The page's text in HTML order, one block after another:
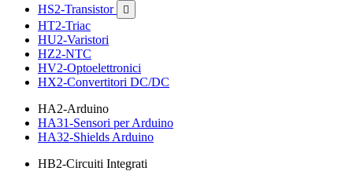
HS2-Transistor

HT2-Triac
HU2-Varistori
HZ2-NTC
HV2-Optoelettronici
HX2-Convertitori DC/DC
HA2-Arduino
HA31-Sensori per Arduino
HA32-Shields Arduino
HB2-Circuiti Integrati